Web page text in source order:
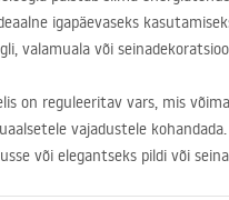
igapäevaseks
valamuala või
on reguleeritav vars, mis
vajadustele
või elegantseks pildi või